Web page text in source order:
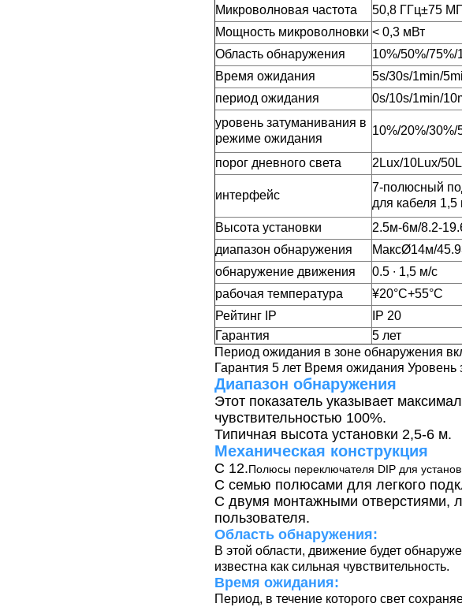
Микроволновая частота
50,8 ГГц±75
Мощность микроволновки < 0,3 мВт
Область обнаружения
10%/50%/75%/
Время ожидания
5s/30s/1min/
период ожидания
0s/10s/1min/
уровень затуманивания в
режиме ожидания
10%/20%/30%/
порог дневного света 2Lux/10Lux/
интерфейс
7-полюсный
для кабеля
Высота установки
2.5м-6м/8.2-
диапазон обнаружения
МаксØ14м/
обнаружение движения
0.5 ∙ 1,5 м/с
рабочая температура
¥20°C+55°C
Рейтинг IP
IP 20
Гарантия
5 лет
Период ожидания в зоне обнаружения
Гарантия 5 лет Время ожидания Уровень
Диапазон обнаружения
Этот показатель указывает
чувствительностью 100%.
Типичная высота установки 2,5-6 м.
Механическая конструкция
С 12.Полюсы переключателя DIP для
С семью полюсами для легкого
С двумя монтажными отверстиями,
пользователя.
Область обнаружения:
В этой области, движение будет
известна как сильная чувствительность.
Время ожидания:
Период, в течение которого свет